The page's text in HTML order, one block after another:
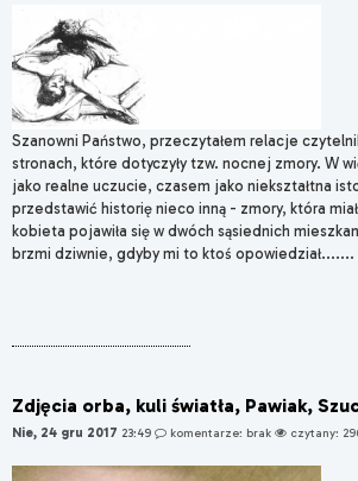
Szanowni Państwo, przeczytałem relacje
stronach, które dotyczyły tzw. nocnej zmory. W
jako realne uczucie, czasem jako niekształtna
przedstawić historię nieco inną - zmory, która
kobieta pojawiła się w dwóch sąsiednich
brzmi dziwnie, gdyby mi to ktoś opowiedział.......
Zdjęcia orba, kuli światła, Pawiak,
Nie, 24 gru 2017 23:49 komentarze: brak czytany: